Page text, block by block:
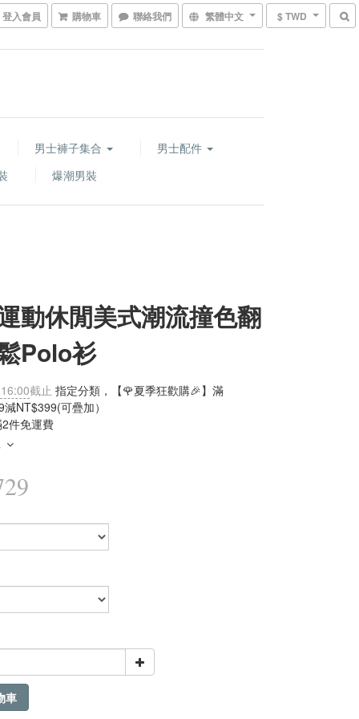
登入會員 購物車 聯絡我們 繁體中文 $ TWD
男士褲子集合
男士配件
爆潮男裝
動休閒美式潮流撞色翻
Polo衫
截止 指定分類，【🌹夏季狂歡購🎉】滿
NT$399(可疊加）
件免運費
車